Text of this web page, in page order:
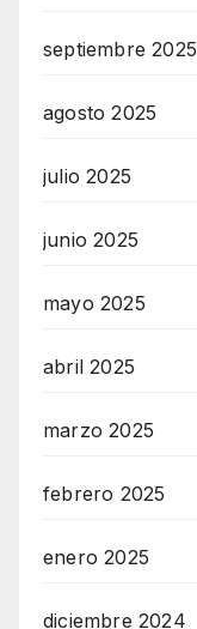
septiembre 2025
agosto 2025
julio 2025
junio 2025
mayo 2025
abril 2025
marzo 2025
febrero 2025
enero 2025
diciembre 2024